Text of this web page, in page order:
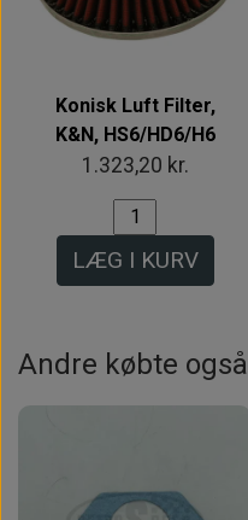
Konisk Luft Filter,
K&N, HS6/HD6/H6
1.323,20 kr.
LÆG I KURV
Andre købte også